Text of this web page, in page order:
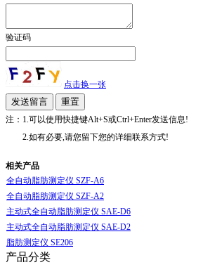
验证码
点击换一张
注：1.可以使用快捷键Alt+S或Ctrl+Enter发送信息!
2.如有必要,请您留下您的详细联系方式!
相关产品
全自动脂肪测定仪 SZF-A6
全自动脂肪测定仪 SZF-A2
主动式全自动脂肪测定仪 SAE-D6
主动式全自动脂肪测定仪 SAE-D2
脂肪测定仪 SE206
产品分类